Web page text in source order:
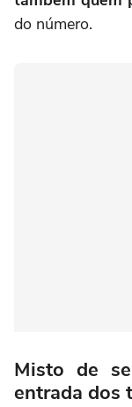
do número.
Misto de
entrada dos